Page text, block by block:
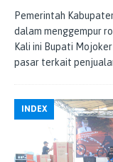
Pemerintah
dalam menggempur
Kali ini Bupati
pasar terkait
INDEX